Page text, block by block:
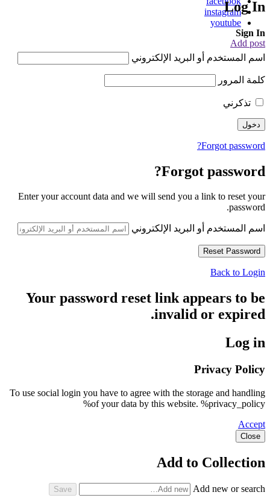
instagram
youtube
Add post
Log In
Sign In
اسم المستخدم أو البريد الإلكتروني
كلمة المرور
تذكرني
Forgot password?
Forgot password?
Enter your account data and we will send you a link to reset your
password.
اسم المستخدم أو البريد الإلكتروني
Back to Login
Your password reset link appears to be
invalid or expired.
Log in
Privacy Policy
To use social login you have to agree with the storage and handling
of your data by this website. %privacy_policy%
Accept
Close
Add to Collection
Add new or search